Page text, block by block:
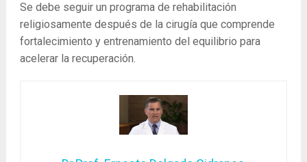
Se debe seguir un programa de rehabilitación
religiosamente después de la cirugía que comprende
fortalecimiento y entrenamiento del equilibrio para
acelerar la recuperación.